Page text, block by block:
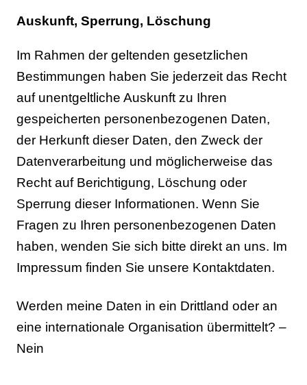
Auskunft, Sperrung, Löschung
Im Rahmen der geltenden gesetzlichen
Bestimmungen haben Sie jederzeit das Recht
auf unentgeltliche Auskunft zu Ihren
gespeicherten personenbezogenen Daten,
der Herkunft dieser Daten, den Zweck der
Datenverarbeitung und möglicherweise das
Recht auf Berichtigung, Löschung oder
Sperrung dieser Informationen. Wenn Sie
Fragen zu Ihren personenbezogenen Daten
haben, wenden Sie sich bitte direkt an uns. Im
Impressum finden Sie unsere Kontaktdaten.
Werden meine Daten in ein Drittland oder an
eine internationale Organisation übermittelt? –
Nein